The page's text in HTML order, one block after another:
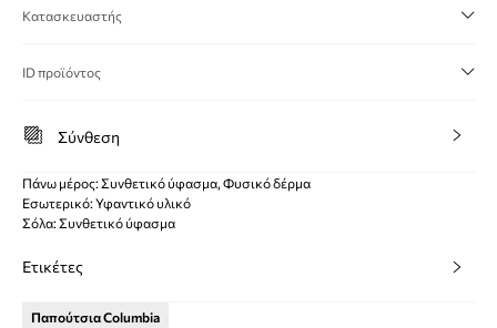
Κατασκευαστής
ID προϊόντος
Σύνθεση
Πάνω μέρος: Συνθετικό ύφασμα, Φυσικό δέρμα
Εσωτερικό: Υφαντικό υλικό
Σόλα: Συνθετικό ύφασμα
Ετικέτες
Παπούτσια Columbia